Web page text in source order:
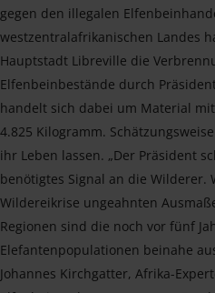
gegen den illegalen
westzentralafrikanischen Landes
Hauptstadt Libreville die
Elfenbeinbestände durch
handelt sich dabei um Material
4.825 Kilogramm.
ihr Leben lassen. „Der Präsident
benötigtes Signal an die Wilderer.
Wildereikrise ungeahnten
Regionen sind die noch vor fünf
Elefantenpopulationen beinahe
Johannes Kirchgatter, Afrika-